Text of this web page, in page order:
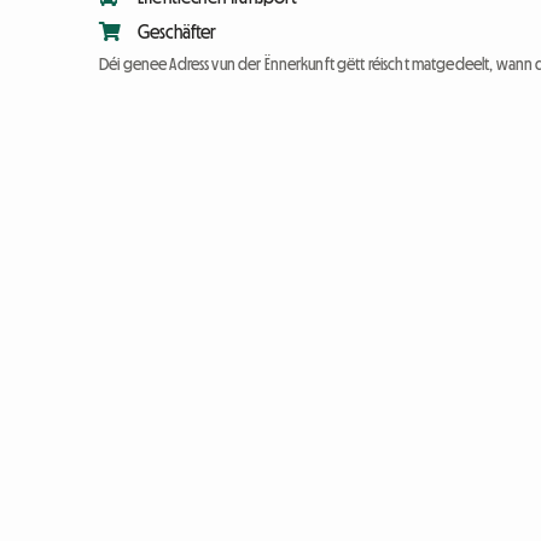
Geschäfter
Déi genee Adress vun der Ënnerkunft gëtt réischt matgedeelt, wann